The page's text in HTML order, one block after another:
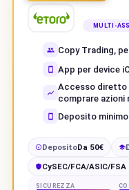
MULTI-
Copy Trading,
App per device
Accesso diretto
comprare azioni
Deposito
€ DepositoDa 50€
CySEC/FCA/ASIC/FSA
SICUREZZA